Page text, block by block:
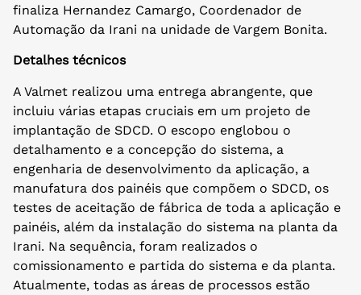
finaliza Hernandez Camargo, Coordenador de
Automação da Irani na unidade de Vargem Bonita.
Detalhes técnicos
A Valmet realizou uma entrega abrangente, que
incluiu várias etapas cruciais em um projeto de
implantação de SDCD. O escopo englobou o
detalhamento e a concepção do sistema, a
engenharia de desenvolvimento da aplicação, a
manufatura dos painéis que compõem o SDCD, os
testes de aceitação de fábrica de toda a aplicação e
painéis, além da instalação do sistema na planta da
Irani. Na sequência, foram realizados o
comissionamento e partida do sistema e da planta.
Atualmente, todas as áreas de processos estão